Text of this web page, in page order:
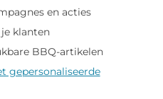
en acties
klanten
BBQ-artikelen
gepersonaliseerde